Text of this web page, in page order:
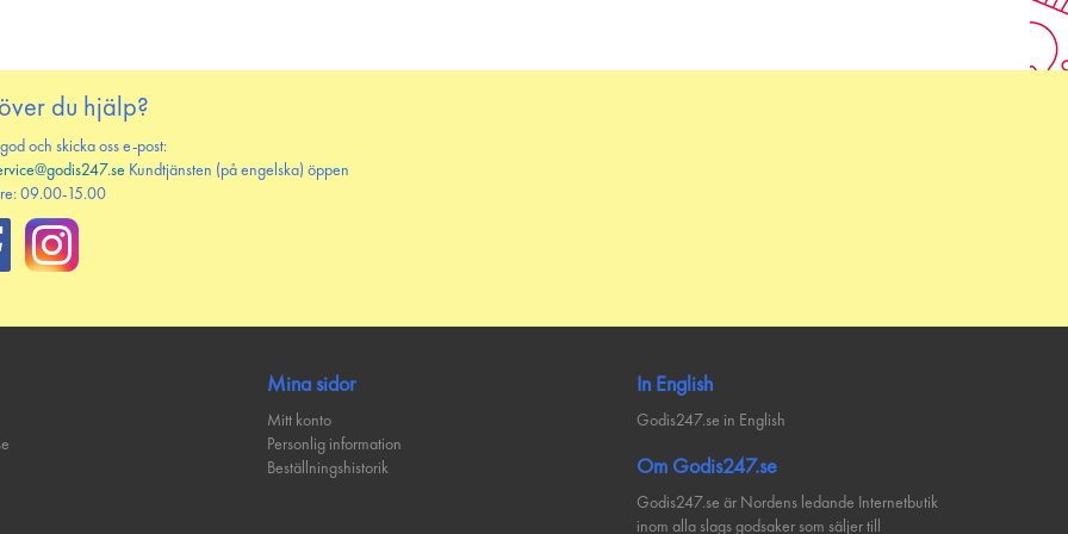
du hjälp?
och skicka oss e-post:
Kundtjänsten (på engelska) öppen
09.00-15.00
Mina sidor
Mitt konto
Personlig information
Beställningshistorik
In English
Godis247.se in English
Om Godis247.se
Godis247.se är Nordens ledande Internetbutik
inom alla slags godsaker som säljer till